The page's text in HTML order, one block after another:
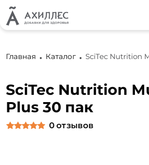
Главная Каталог SciTec Nutrition
SciTec Nutrition
Plus 30 пак
0 отзывов